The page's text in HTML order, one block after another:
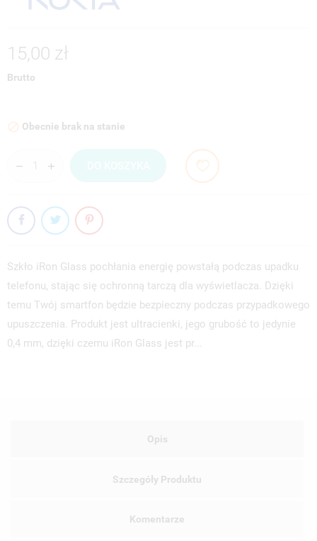
15,00 zł
Brutto
 Obecnie brak na stanie
Szkło iRon Glass pochłania energię powstałą podczas upadku
telefonu, stając się ochronną tarczą dla wyświetlacza. Dzięki
temu Twój smartfon będzie bezpieczny podczas przypadkowego
upuszczenia. Produkt jest ultracienki, jego grubość to jedynie
0,4 mm, dzięki czemu iRon Glass jest pr...
Opis
Szczegóły Produktu
Komentarze
ANULUJ